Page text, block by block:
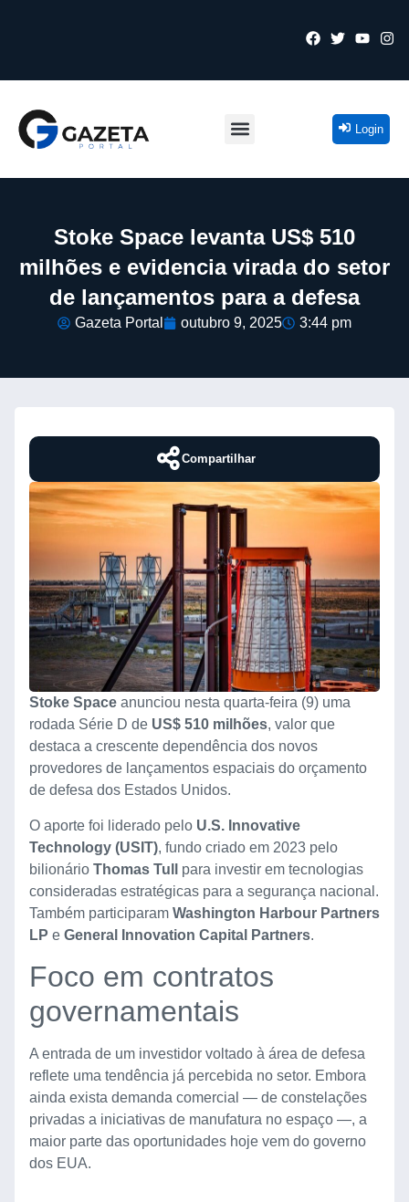
Login
Stoke Space levanta US$ 510
milhões e evidencia virada do setor
de lançamentos para a defesa
Gazeta Portal outubro 9, 2025 3:44 pm
Compartilhar
Stoke Space anunciou nesta quarta-feira (9) uma
rodada Série D de US$ 510 milhões, valor que
destaca a crescente dependência dos novos
provedores de lançamentos espaciais do orçamento
de defesa dos Estados Unidos.
O aporte foi liderado pelo U.S. Innovative
Technology (USIT), fundo criado em 2023 pelo
bilionário Thomas Tull
para investir em tecnologias
consideradas estratégicas para a segurança nacional.
Também participaram Washington Harbour Partners
LP e General Innovation Capital Partners.
Foco em contratos
governamentais
A entrada de um investidor voltado à área de defesa
reflete uma tendência já percebida no setor. Embora
ainda exista demanda comercial — de constelações
privadas a iniciativas de manufatura no espaço —, a
maior parte das oportunidades hoje vem do governo
dos EUA.